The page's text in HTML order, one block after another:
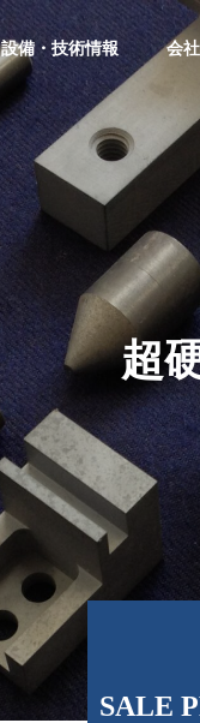
設備・技術情報 会
超硬合金部品
加工
Metal parts
processing
超
SALE